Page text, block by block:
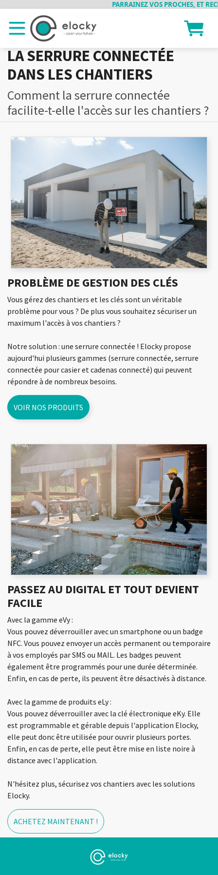
PARRAINEZ VOS PROCHES, ET
LA SERRURE CONNECTÉE
DANS LES CHANTIERS
Comment la serrure connectée
facilite-t-elle l'accès sur les chantiers ?
PROBLÈME DE GESTION DES CLÉS
Vous gérez des chantiers et les clés sont un véritable
problème pour vous ? De plus vous souhaitez sécuriser un
maximum l'accès à vos chantiers ?
Notre solution : une serrure connectée ! Elocky propose
aujourd'hui plusieurs gammes (serrure connectée, serrure
connectée pour casier et cadenas connecté) qui peuvent
répondre à de nombreux besoins.
VOIR NOS PRODUITS
PASSEZ AU DIGITAL ET TOUT DEVIENT
FACILE
Avec la gamme eVy :
Vous pouvez déverrouiller avec un smartphone ou un badge
NFC. Vous pouvez envoyer un accès permanent ou temporaire
à vos employés par SMS ou MAIL. Les badges peuvent
également être programmés pour une durée déterminée.
Enfin, en cas de perte, ils peuvent être désactivés à distance.
Avec la gamme de produits eLy :
Vous pouvez déverrouiller avec la clé électronique eKy. Elle
est programmable et gérable depuis l'application Elocky,
elle peut donc être utilisée pour ouvrir plusieurs portes.
Enfin, en cas de perte, elle peut être mise en liste noire à
distance avec l'application.
N'hésitez plus, sécurisez vos chantiers avec les solutions
Elocky.
ACHETEZ MAINTENANT !